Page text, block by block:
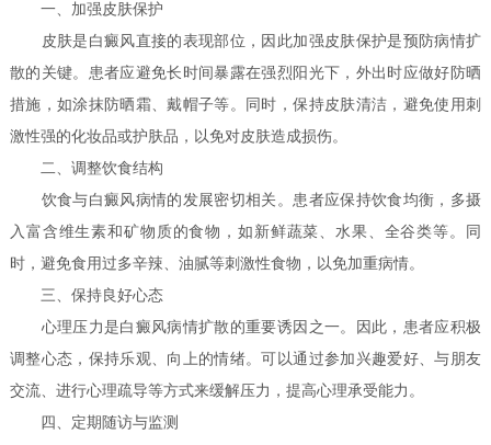
一、加强皮肤保护
皮肤是白癜风直接的表现部位，因此加强皮肤保护是预防病情扩
散的关键。患者应避免长时间暴露在强烈阳光下，外出时应做好防晒
措施，如涂抹防晒霜、戴帽子等。同时，保持皮肤清洁，避免使用刺
激性强的化妆品或护肤品，以免对皮肤造成损伤。
二、调整饮食结构
饮食与白癜风病情的发展密切相关。患者应保持饮食均衡，多摄
入富含维生素和矿物质的食物，如新鲜蔬菜、水果、全谷类等。同
时，避免食用过多辛辣、油腻等刺激性食物，以免加重病情。
三、保持良好心态
心理压力是白癜风病情扩散的重要诱因之一。因此，患者应积极
调整心态，保持乐观、向上的情绪。可以通过参加兴趣爱好、与朋友
交流、进行心理疏导等方式来缓解压力，提高心理承受能力。
四、定期随访与监测